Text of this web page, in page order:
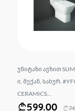
უნიტაზი ავზით
ი, მექან, სახურ.
CERAMICS...
599.00